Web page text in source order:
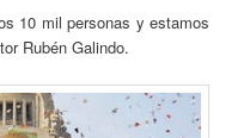
10 mil personas y estamos
Rubén Galindo.